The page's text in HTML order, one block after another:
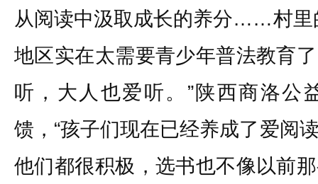
从阅读中汲取成长的养分……村里
地区实在太需要青少年普法教育
听，大人也爱听。”陕西商洛公
馈，“孩子们现在已经养成了爱阅
他们都很积极，选书也不像以前